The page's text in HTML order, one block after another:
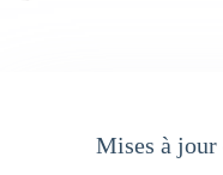
Mises à jour